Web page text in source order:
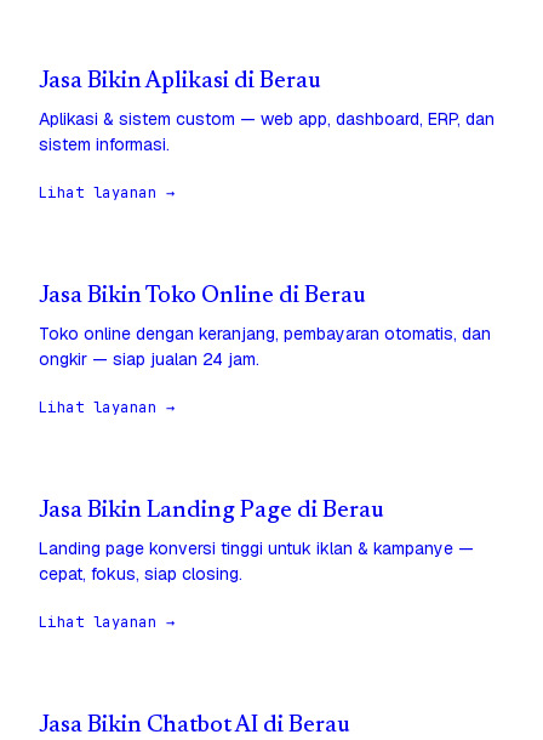
Jasa Bikin Aplikasi di Berau
Aplikasi & sistem custom — web app, dashboard, ERP, dan
sistem informasi.
Lihat layanan →
Jasa Bikin Toko Online di Berau
Toko online dengan keranjang, pembayaran otomatis, dan
ongkir — siap jualan 24 jam.
Lihat layanan →
Jasa Bikin Landing Page di Berau
Landing page konversi tinggi untuk iklan & kampanye —
cepat, fokus, siap closing.
Lihat layanan →
Jasa Bikin Chatbot AI di Berau